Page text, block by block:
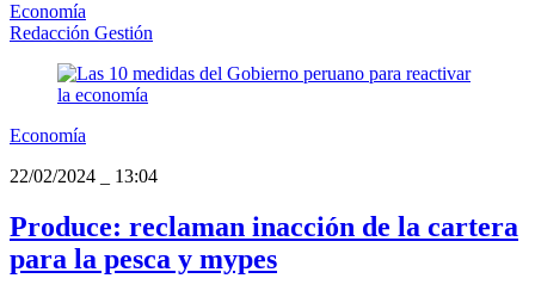
Economía
Redacción Gestión
Economía
22/02/2024
13:04
Produce: reclaman inacción de la cartera
para la pesca y mypes